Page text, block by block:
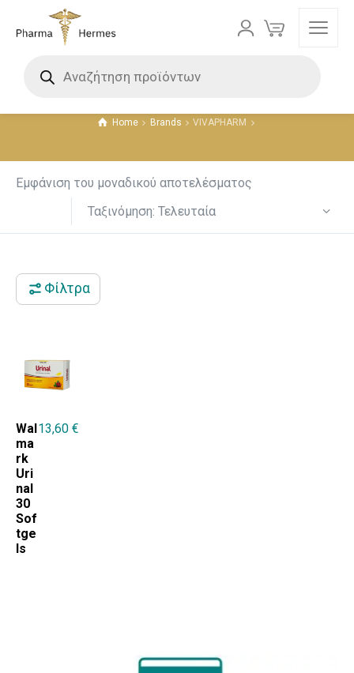
Home Brands VIVAPHARM
Εμφάνιση του μοναδικού αποτελέσματος
Ταξινόμηση: Τελευταία
Φίλτρα
54 €
13 23 34 44 54
Wal
ma
rk
Uri
nal
30
Sof
tge
ls
13,60 €